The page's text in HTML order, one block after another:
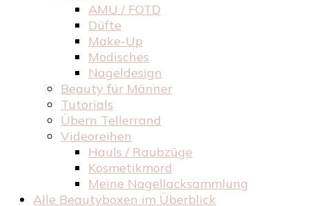
AMU / FOTD
Düfte
Make-Up
Modisches
Nageldesign
Beauty für Männer
Tutorials
Übern Tellerrand
Videoreihen
Hauls / Raubzüge
Kosmetikmord
Meine Nagellacksammlung
Alle Beautyboxen im Überblick